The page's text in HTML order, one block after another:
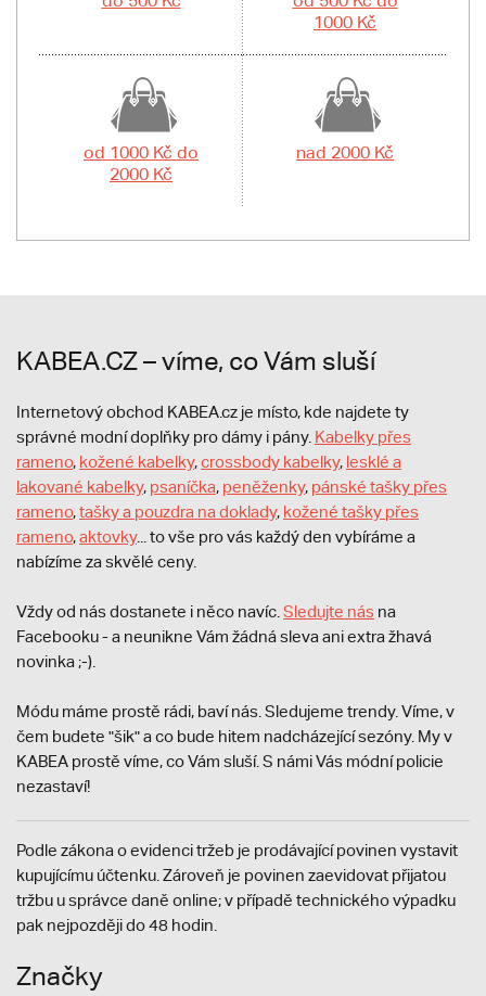
1000 Kč
od 1000 Kč do
2000 Kč
nad 2000 Kč
KABEA.CZ – víme, co Vám sluší
Internetový obchod KABEA.cz je místo, kde najdete ty
správné modní doplňky pro dámy i pány. Kabelky přes
rameno, kožené kabelky,crossbody kabelky, lesklé a
lakované kabelky, psaníčka, peněženky, pánské tašky přes
rameno,tašky a pouzdra na doklady, kožené tašky přes
rameno,aktovky... to vše pro vás každý den vybíráme a
nabízíme za skvělé ceny.
Vždy od nás dostanete i něco navíc. Sledujte nás na
Facebooku - a neunikne Vám žádná sleva ani extra žhavá
novinka ;-).
Módu máme prostě rádi, baví nás. Sledujeme trendy. Víme, v
čem budete "šik" a co bude hitem nadcházející sezóny. My v
KABEA prostě víme, co Vám sluší. S námi Vás módní policie
nezastaví!
Podle zákona o evidenci tržeb je prodávající povinen vystavit
kupujícímu účtenku. Zároveň je povinen zaevidovat přijatou
tržbu u správce daně online; v případě technického výpadku
pak nejpozději do 48 hodin.
Značky